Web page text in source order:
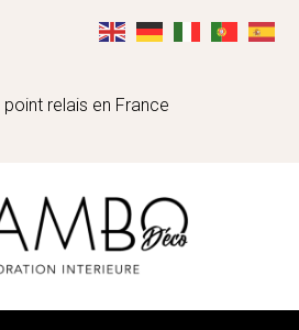
relais en France